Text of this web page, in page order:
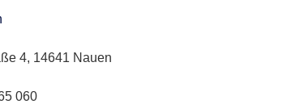
4, 14641 Nauen
060